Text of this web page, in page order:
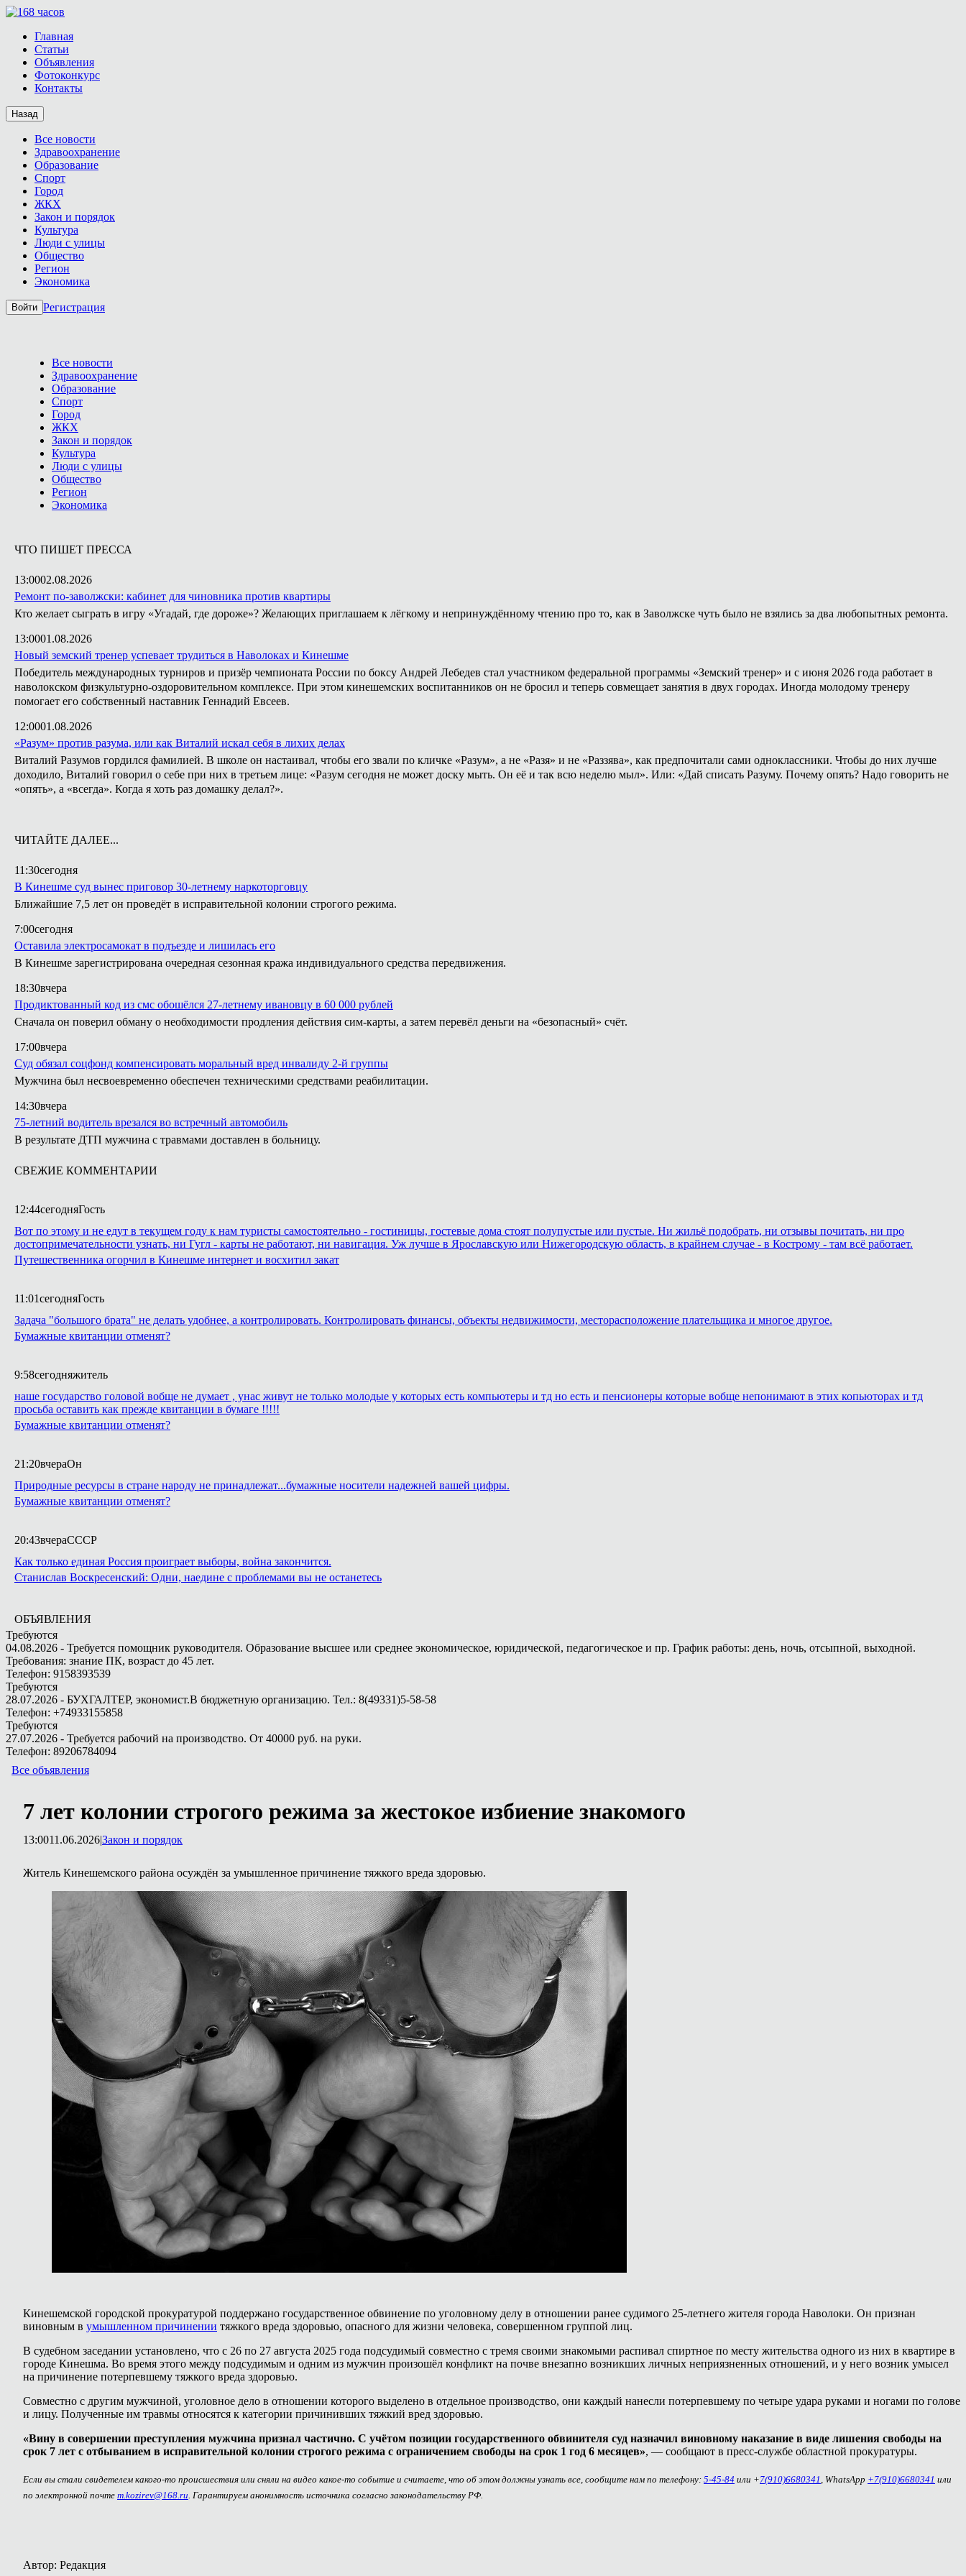
Главная
Статьи
Объявления
Фотоконкурс
Контакты
Назад
Все новости
Здравоохранение
Образование
Спорт
Город
ЖКХ
Закон и порядок
Культура
Люди с улицы
Общество
Регион
Экономика
Войти Регистрация
Все новости
Здравоохранение
Образование
Спорт
Город
ЖКХ
Закон и порядок
Культура
Люди с улицы
Общество
Регион
Экономика
ЧТО ПИШЕТ ПРЕССА
13:0002.08.2026
Ремонт по-заволжски: кабинет для чиновника против квартиры
Кто желает сыграть в игру «Угадай, где дороже»? Желающих приглашаем к лёгкому и непринуждённому чтению про то, как в Заволжске чуть было не взялись за два любопытных ремонта.
13:0001.08.2026
Новый земский тренер успевает трудиться в Наволоках и Кинешме
Победитель международных турниров и призёр чемпионата России по боксу Андрей Лебедев стал участником федеральной программы «Земский тренер» и с июня 2026 года работает в
наволокском физкультурно-оздоровительном комплексе. При этом кинешемских воспитанников он не бросил и теперь совмещает занятия в двух городах. Иногда молодому тренеру
помогает его собственный наставник Геннадий Евсеев.
12:0001.08.2026
«Разум» против разума, или как Виталий искал себя в лихих делах
Виталий Разумов гордился фамилией. В школе он настаивал, чтобы его звали по кличке «Разум», а не «Разя» и не «Раззява», как предпочитали сами одноклассники. Чтобы до них лучше
доходило, Виталий говорил о себе при них в третьем лице: «Разум сегодня не может доску мыть. Он её и так всю неделю мыл». Или: «Дай списать Разуму. Почему опять? Надо говорить не
«опять», а «всегда». Когда я хоть раз домашку делал?».
ЧИТАЙТЕ ДАЛЕЕ...
11:30сегодня
В Кинешме суд вынес приговор 30-летнему наркоторговцу
Ближайшие 7,5 лет он проведёт в исправительной колонии строгого режима.
7:00сегодня
Оставила электросамокат в подъезде и лишилась его
В Кинешме зарегистрирована очередная сезонная кража индивидуального средства передвижения.
18:30вчера
Продиктованный код из смс обошёлся 27-летнему ивановцу в 60 000 рублей
Сначала он поверил обману о необходимости продления действия сим-карты, а затем перевёл деньги на «безопасный» счёт.
17:00вчера
Суд обязал соцфонд компенсировать моральный вред инвалиду 2-й группы
Мужчина был несвоевременно обеспечен техническими средствами реабилитации.
14:30вчера
75-летний водитель врезался во встречный автомобиль
В результате ДТП мужчина с травмами доставлен в больницу.
СВЕЖИЕ КОММЕНТАРИИ
12:44сегодняГость
Вот по этому и не едут в текущем году к нам туристы самостоятельно - гостиницы, гостевые дома стоят полупустые или пустые. Ни жильё подобрать, ни отзывы почитать, ни про
достопримечательности узнать, ни Гугл - карты не работают, ни навигация. Уж лучше в Ярославскую или Нижегородскую область, в крайнем случае - в Кострому - там всё работает.
Путешественника огорчил в Кинешме интернет и восхитил закат
11:01сегодняГость
Задача "большого брата" не делать удобнее, а контролировать. Контролировать финансы, объекты недвижимости, месторасположение плательщика и многое другое.
Бумажные квитанции отменят?
9:58сегодняжитель
наше государство головой вобще не думает , унас живут не только молодые у которых есть компьютеры и тд но есть и пенсионеры которые вобще непонимают в этих копьюторах и тд
просьба оставить как прежде квитанции в бумаге !!!!!
Бумажные квитанции отменят?
21:20вчераОн
Природные ресурсы в стране народу не принадлежат...бумажные носители надежней вашей цифры.
Бумажные квитанции отменят?
20:43вчераСССР
Как только единая Россия проиграет выборы, война закончится.
Станислав Воскресенский: Одни, наедине с проблемами вы не останетесь
ОБЪЯВЛЕНИЯ
Требуются
04.08.2026 - Требуется помощник руководителя. Образование высшее или среднее экономическое, юридической, педагогическое и пр. График работы: день, ночь, отсыпной, выходной.
Требования: знание ПК, возраст до 45 лет.
Телефон: 9158393539
Требуются
28.07.2026 - БУХГАЛТЕР, экономист.В бюджетную организацию. Тел.: 8(49331)5-58-58
Телефон: +74933155858
Требуются
27.07.2026 - Требуется рабочий на производство. От 40000 руб. на руки.
Телефон: 89206784094
Все объявления
7 лет колонии строгого режима за жестокое избиение знакомого
13:0011.06.2026|Закон и порядок
Житель Кинешемского района осуждён за умышленное причинение тяжкого вреда здоровью.
Кинешемской городской прокуратурой поддержано государственное обвинение по уголовному делу в отношении ранее судимого 25-летнего жителя города Наволоки. Он признан
виновным в умышленном причинении тяжкого вреда здоровью, опасного для жизни человека, совершенном группой лиц.
В судебном заседании установлено, что с 26 по 27 августа 2025 года подсудимый совместно с тремя своими знакомыми распивал спиртное по месту жительства одного из них в квартире в
городе Кинешма. Во время этого между подсудимым и одним из мужчин произошёл конфликт на почве внезапно возникших личных неприязненных отношений, и у него возник умысел
на причинение потерпевшему тяжкого вреда здоровью.
Совместно с другим мужчиной, уголовное дело в отношении которого выделено в отдельное производство, они каждый нанесли потерпевшему по четыре удара руками и ногами по голове
и лицу. Полученные им травмы относятся к категории причинивших тяжкий вред здоровью.
«Вину в совершении преступления мужчина признал частично. С учётом позиции государственного обвинителя суд назначил виновному наказание в виде лишения свободы на
срок 7 лет с отбыванием в исправительной колонии строгого режима с ограничением свободы на срок 1 год 6 месяцев», — сообщают в пресс-службе областной прокуратуры.
Если вы стали свидетелем какого-то происшествия или сняли на видео какое-то событие и считаете, что об этом должны узнать все, сообщите нам по телефону: 5-45-84 или +7(910)6680341 , WhatsApp +7(910)6680341 или
по электронной почте m.kozirev@168.ru. Гарантируем анонимность источника согласно законодательству РФ.
Автор: Редакция